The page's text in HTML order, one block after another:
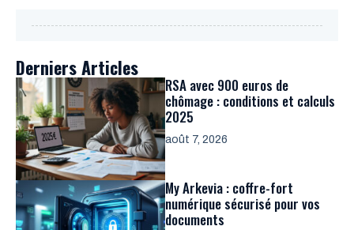
Derniers Articles
RSA avec 900 euros de
chômage : conditions et calculs
2025
août 7, 2026
My Arkevia : coffre-fort
numérique sécurisé pour vos
documents